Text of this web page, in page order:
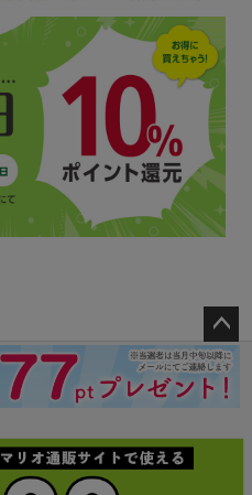
ペー
ジト
ップ